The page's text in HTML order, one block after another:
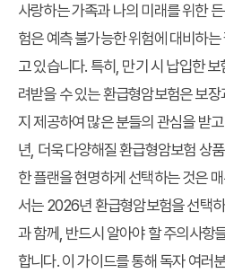
사랑하는 가족과 나의 미래를 위한
험은 예측 불가능한 위험에 대비하
고 있습니다. 특히, 만기 시 납입한
려받을 수 있는 환급형암보험은 보
지 제공하여 많은 분들의 관심을 받
년, 더욱 다양해질 환급형암보험 상
한 플랜을 현명하게 선택하는 것은
서는 2026년 환급형암보험을 선택
과 함께, 반드시 알아야 할 주의사항
합니다. 이 가이드를 통해 독자 여러